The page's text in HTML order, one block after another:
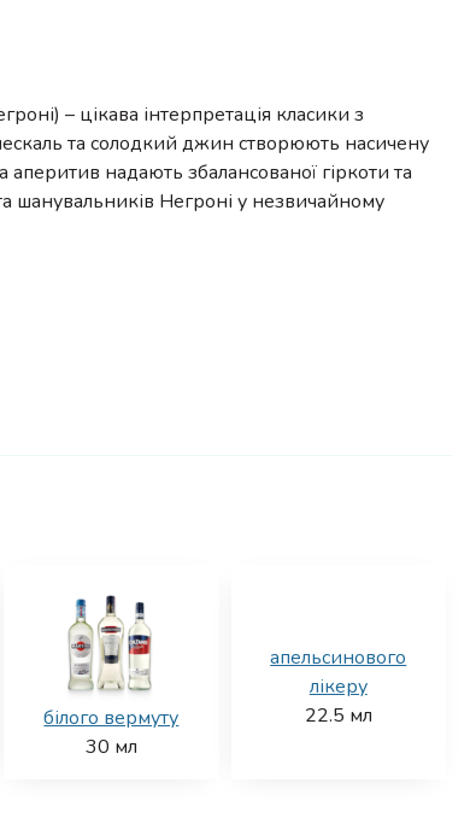
– цікава інтерпретація класики з
та солодкий джин створюють насичену
надають збалансованої гіркоти та
шанувальників Негроні у незвичайному
білого вермуту
30 мл
апельсинового
лікеру
22.5 мл